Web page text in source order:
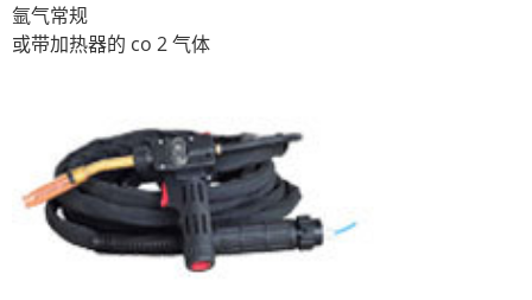
氩气常规
或带加热器的 co 2 气体